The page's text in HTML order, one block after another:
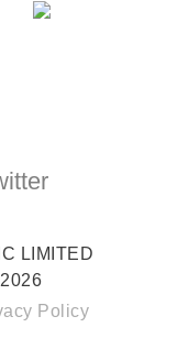
LIMITED
Policy